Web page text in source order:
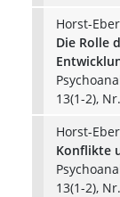
Horst-
Die Rolle
13(1-2),
Horst-
Konflikte
13(1-2),